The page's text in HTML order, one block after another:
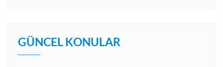
GÜNCEL KONULAR